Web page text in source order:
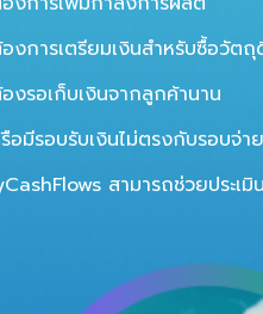
งการเตรียมเงินสำหรับซื้อวัตถุ
งรอเก็บเงินจากลูกค้านาน
อมีรอบรับเงินไม่ตรงกับรอบจ่า
สามารถช่วยประเ